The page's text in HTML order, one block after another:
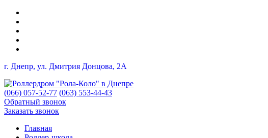
г. Днепр, ул. Дмитрия Донцова, 2A
(066) 057-52-77 (063) 553-44-43
Обратный звонок
Заказать звонок
Главная